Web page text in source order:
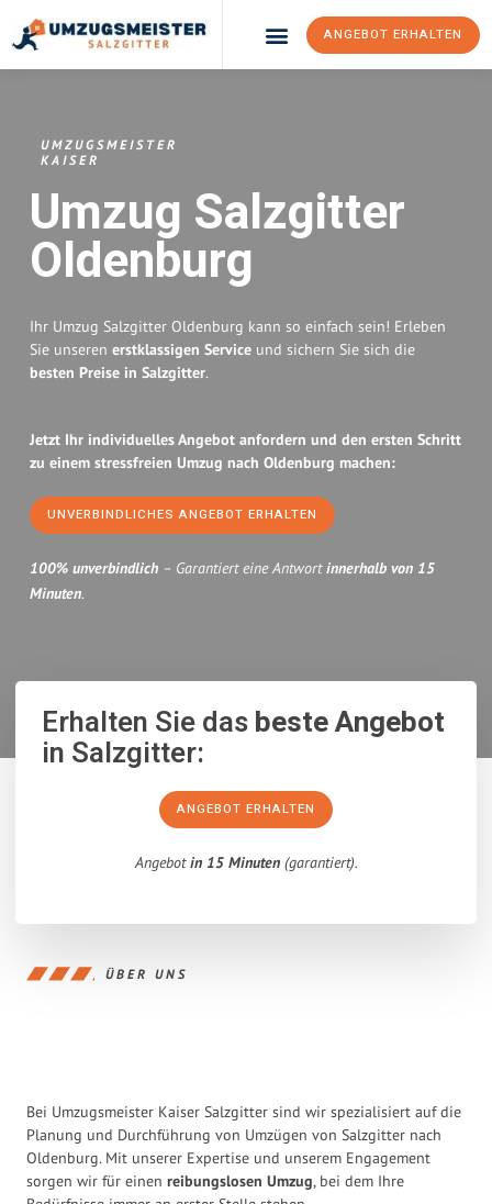
ANGEBOT ERHALTEN
UMZUGSMEISTER
KAISER
Umzug Salzgitter
Oldenburg
Ihr Umzug Salzgitter Oldenburg kann so einfach sein! Erleben
Sie unseren erstklassigen Service und sichern Sie sich die
besten Preise in Salzgitter.
Jetzt Ihr individuelles Angebot anfordern und den ersten Schritt
zu einem stressfreien Umzug nach Oldenburg machen:
UNVERBINDLICHES ANGEBOT ERHALTEN
100% unverbindlich – Garantiert eine Antwortinnerhalb von 15
Minuten.
Erhalten Sie dasbeste Angebot
in Salzgitter:
ANGEBOT ERHALTEN
Angebotin 15 Minuten(garantiert).
ÜBER UNS
Bei Umzugsmeister Kaiser Salzgitter sind wir spezialisiert auf die
Planung und Durchführung von Umzügen von Salzgitter nach
Oldenburg. Mit unserer Expertise und unserem Engagement
sorgen wir für einen reibungslosen Umzug, bei dem Ihre